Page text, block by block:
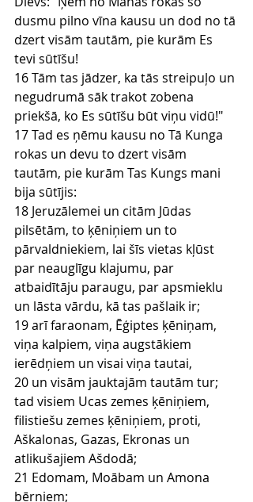
dusmu pilno vīna kausu un dod no tā
dzert visām tautām, pie kurām Es
tevi sūtīšu!
16 Tām tas jādzer, ka tās streipuļo un
negudrumā sāk trakot zobena
priekšā, ko Es sūtīšu būt viņu vidū!"
17 Tad es ņēmu kausu no Tā Kunga
rokas un devu to dzert visām
tautām, pie kurām Tas Kungs mani
bija sūtījis:
18 Jeruzālemei un citām Jūdas
pilsētām, to ķēniņiem un to
pārvaldniekiem, lai šīs vietas kļūst
par neauglīgu klajumu, par
atbaidītāju paraugu, par apsmieklu
un lāsta vārdu, kā tas pašlaik ir;
19 arī faraonam, Ēģiptes ķēniņam,
viņa kalpiem, viņa augstākiem
ierēdņiem un visai viņa tautai,
20 un visām jauktajām tautām tur;
tad visiem Ucas zemes ķēniņiem,
filistiešu zemes ķēniņiem, proti,
Aškalonas, Gazas, Ekronas un
atlikušajiem Ašdodā;
21 Edomam, Moābam un Amona
bērniem;